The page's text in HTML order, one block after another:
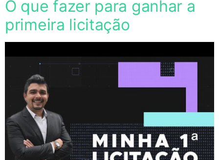
O que fazer para ganhar a
primeira licitação